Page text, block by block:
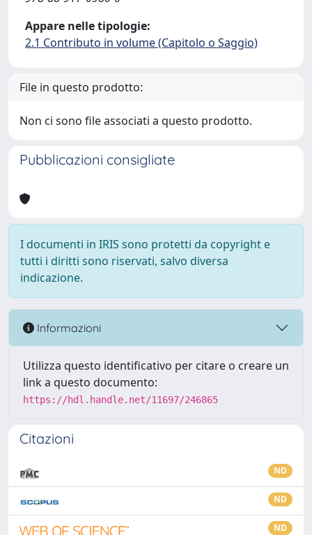
Appare nelle tipologie:
2.1 Contributo in volume (Capitolo o Saggio)
File in questo prodotto:
Non ci sono file associati a questo prodotto.
Pubblicazioni consigliate
I documenti in IRIS sono protetti da copyright e
tutti i diritti sono riservati, salvo diversa
indicazione.
Informazioni
Utilizza questo identificativo per citare o creare un
link a questo documento:
https://hdl.handle.net/11697/246865
Citazioni
ND
ND
ND